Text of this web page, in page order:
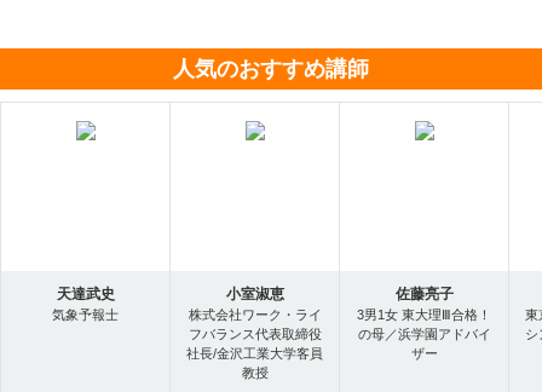
人気のおすすめ講師
天達武史
気象予報士
小室淑恵
株式会社ワーク・ライ
フバランス代表取締役
社長/金沢工業大学客員
教授
佐藤亮子
3男1女 東大理Ⅲ合格！
の母／浜学園アドバイ
ザー
東
シ